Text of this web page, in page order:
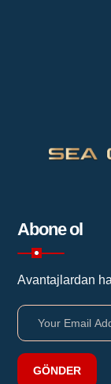
Abone ol
Avantajlardan
GÖNDER